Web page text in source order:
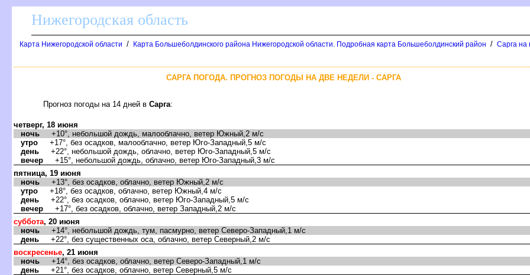
Нижегородская область
Карта Нижегородской области / Карта Большеболдинского района Нижегородской области. Подробная карта Большеболдинский район / Сарга на
САРГА ПОГОДА. ПРОГНОЗ ПОГОДЫ НА ДВЕ НЕДЕЛИ - САРГА
Прогноз погоды на 14 дней Сарга:
четверг, 18 июня
ночь +10°, небольшой дождь, малооблачно, ветер Южный,2 м/с
утро +17°, без осадков, малооблачно, ветер Юго-Западный,5 м/с
день +22°, небольшой дождь, облачно, ветер Юго-Западный,5 м/с
ечер +15°, небольшой дождь, облачно, ветер Юго-Западный,3 м/с
пятница, 19 июня
ночь +13°, без осадков, облачно, ветер Южный,2 м/с
утро +18°, без осадков, облачно, ветер Южный,4 м/с
день +22°, без осадков, облачно, ветер Юго-Западный,5 м/с
ечер +17°, без осадков, облачно, ветер Западный,2 м/с
суббота, 20 июня
ночь +14°, небольшой дождь, тум, пасмурно, ветер Северо-Западный,1 м/с
день +22°, без существенных оса, облачно, ветер Северный,2 м/с
оскресенье, 21 июня
ночь +14°, без осадков, облачно, ветер Северо-Западный,1 м/с
день +21°, без осадков, облачно, ветер Северный,5 м/с